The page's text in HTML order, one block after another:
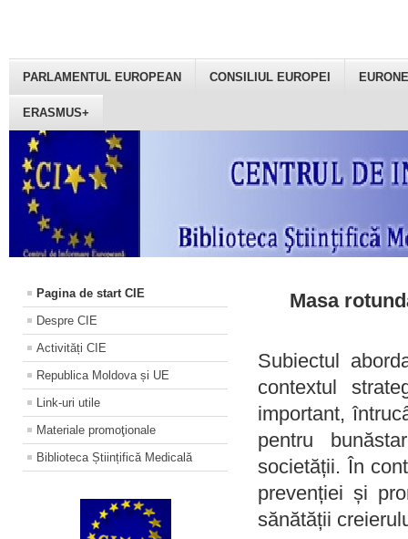
PARLAMENTUL EUROPEAN CONSILIUL EUROPEI
ERASMUS+
Pagina de start CIE
Despre CIE
Activități CIE
Republica Moldova și UE
Link-uri utile
Materiale promoţionale
Biblioteca Științifică Medicală
Masa
Subiectul
contextul
important,
pentru
societății. În
prevenției și
sănătății